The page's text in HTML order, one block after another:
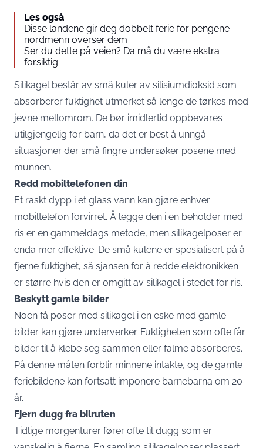
Les også
Disse landene gir deg dobbelt ferie for pengene –
nordmenn overser dem
Ser du dette på veien? Da må du være ekstra
forsiktig
Silikagel består av små kuler av silisiumdioksid som
absorberer fuktighet utmerket så lenge de tørkes med
jevne mellomrom. De bør imidlertid oppbevares
utilgjengelig for barn, da det er best å unngå
situasjoner der små fingre undersøker posene med
munnen.
Redd mobiltelefonen din
Et raskt dypp i et glass vann kan gjøre enhver
mobiltelefon forvirret. Å legge den i en beholder med
ris er en gammeldags metode, men silikagelposer er
enda mer effektive. De små kulene er spesialisert på å
fjerne fuktighet, så sjansen for å redde elektronikken
er større hvis den er omgitt av silikagel i stedet for ris.
Beskytt gamle bilder
Noen få poser med silikagel i en eske med gamle
bilder kan gjøre underverker. Fuktigheten som ofte får
bilder til å klebe seg sammen eller falme absorberes.
På denne måten forblir minnene intakte, og de gamle
feriebildene kan fortsatt imponere barnebarna om 20
år.
Fjern dugg fra bilruten
Tidlige morgenturer fører ofte til dugg som er